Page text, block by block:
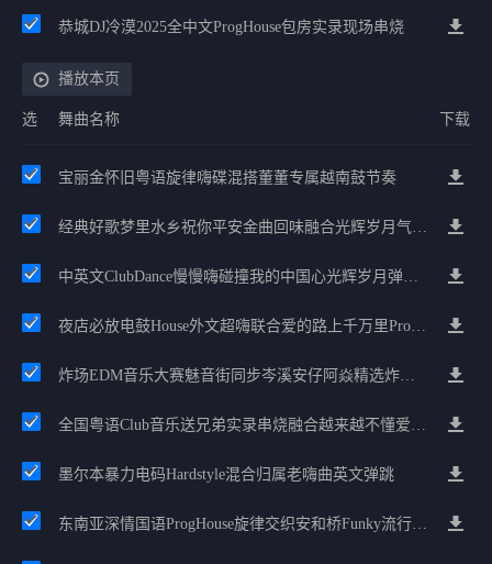
恭城DJ冷漠2025全中文ProgHouse包房实录现场串烧
播放本页
选 舞曲名称 下载
宝丽金怀旧粤语旋律嗨碟混搭董董专属越南鼓节奏
经典好歌梦里水乡祝你平安金曲回味融合光辉岁月气氛中文兄弟串烧
中英文ClubDance慢慢嗨碰撞我的中国心光辉岁月弹鼓车载
夜店必放电鼓House外文超嗨联合爱的路上千万里Prog包房漫步上头
炸场EDM音乐大赛魅音街同步岑溪安仔阿焱精选炸场歌路串烧
全国粤语Club音乐送兄弟实录串烧融合越来越不懂爱的哲学遗憾专辑
墨尔本暴力电码Hardstyle混合归属老嗨曲英文弹跳
东南亚深情国语ProgHouse旋律交织安和桥Funky流行情怀串烧